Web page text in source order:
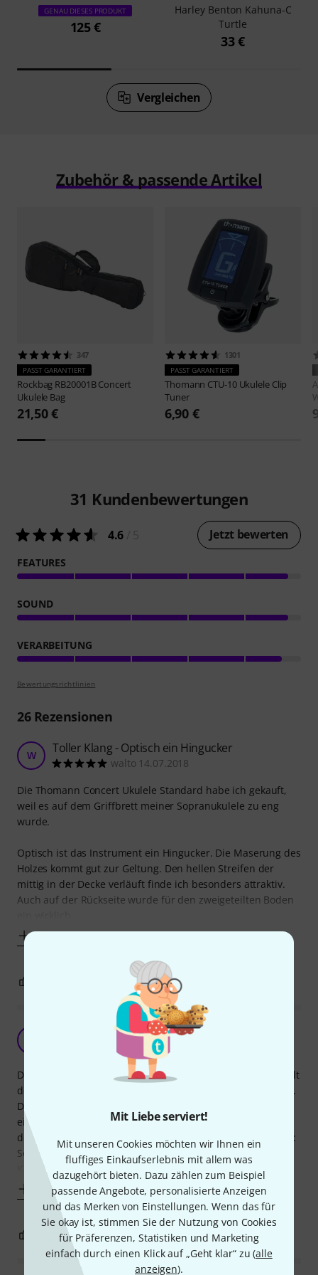
Mit Liebe serviert!
Mit unseren Cookies möchten wir Ihnen ein
fluffiges Einkaufserlebnis mit allem was
dazugehört bieten. Dazu zählen zum Beispiel
passende Angebote, personalisierte Anzeigen
und das Merken von Einstellungen. Wenn das für
Sie okay ist, stimmen Sie der Nutzung von Cookies
für Präferenzen, Statistiken und Marketing
einfach durch einen Klick auf „Geht klar“ zu (alle
anzeigen).
GENAU DIESES PRODUKT
125 €
Harley Benton Kahuna-C
Turtle
33 €
Vergleichen
Zubehör & passende Artikel
347
PASST GARANTIERT
Rockbag RB20001B Concert
Ukulele Bag
21,50 €
1301
PASST GARANTIERT
Thomann CTU-10 Ukulele Clip
Tuner
6,90 €
31 Kundenbewertungen
4.6 Jetzt bewerten
FEATURES
SOUND
VERARBEITUNG
Bewertungsrichtlinien
26Rezensionen
W Toller Klang - Optisch ein Hingucker
walto 14.07.2018
Die Thomann Concert Ukulele Standard habe ich gekauft,
weil es auf dem Griffbrett meiner Sopranukulele zu eng
wurde.
Optisch ist das Instrument ein Hingucker. Die Maserung des
Holzes kommt gut zur Geltung. Den hellen Streifen der
mittig in der Decke verläuft finde ich besonders attraktiv.
Auch auf der Rückseite wurde für den zweigeteilten Boden
Mehr anzeigen
BEWERTUNG MELDEN
sehr enttäuschend
AlCode 08.12.2023
Das was da schnell und gut verpackt geliefert wurde, ähnelt
den Abbildungen und der Beschreibung nur ganz entfernt.
Die Ukulele ist nicht zweifarbig, sondern ganz simpel
einfarbig dunkel und unlackiert. Ungeschliffene Kanten an
der Brücke, wo Holzschiefer vorstehen, runden das Bild ab:
Schnell und lieblos zusammen geschusselte Billigstware.
Klang: Schwach.
Mehr anzeigen
1 BEWERTUNG MELDEN